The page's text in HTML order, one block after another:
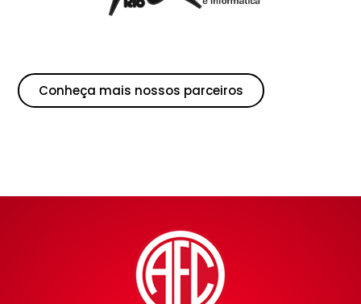
Conheça mais nossos parceiros